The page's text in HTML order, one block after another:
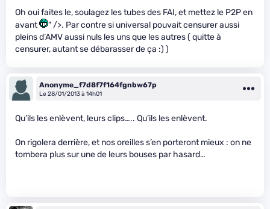
Oh oui faites le, soulagez les tubes des FAI, et mettez le P2P en
avant
" />. Par contre si universal pouvait censurer aussi
pleins d’AMV aussi nuls les uns que les autres ( quitte à
censurer, autant se débarasser de ça :) )
Anonyme_f7d8f7f164fgnbw67p
Le 28/01/2013 à 14h01
Qu’ils les enlèvent, leurs clips….. Qu’ils les enlèvent.
On rigolera derrière, et nos oreilles s’en porteront mieux : on ne
tombera plus sur une de leurs bouses par hasard…